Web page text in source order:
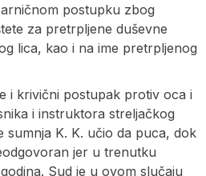
postupku zbog
za pretrpljene duševne
lica, kao i na ime pretrpljenog
i krivični postupak protiv oca i
i instruktora streljačkog
sumnja K. K. učio da puca, dok
jer u trenutku
Sud je u ovom slučaju